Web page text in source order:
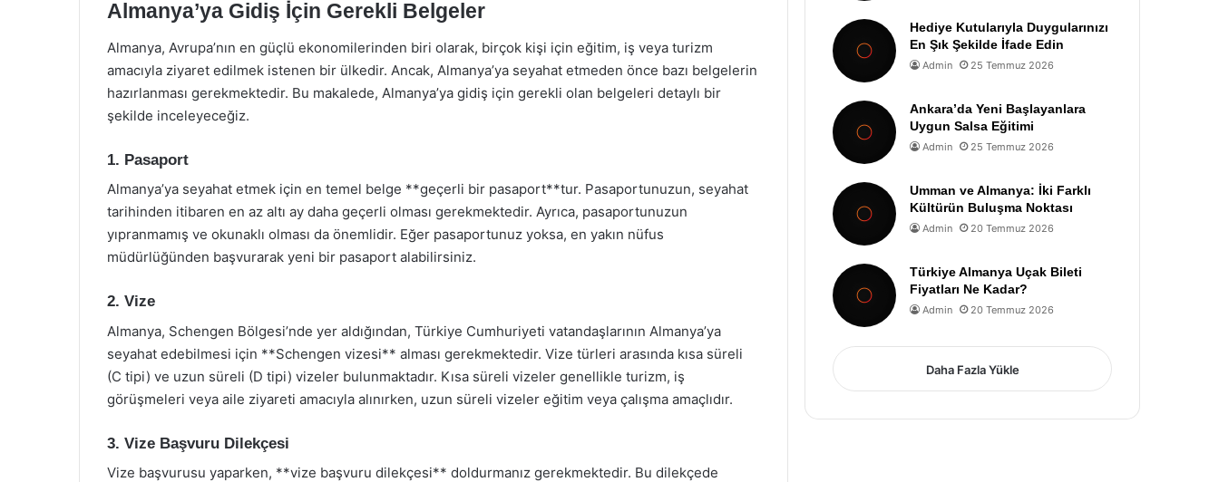
Almanya’ya Gidiş İçin Gerekli Belgeler
Almanya, Avrupa’nın en güçlü ekonomilerinden biri olarak, birçok kişi için eğitim, iş veya turizm
amacıyla ziyaret edilmek istenen bir ülkedir. Ancak, Almanya’ya seyahat etmeden önce bazı belgelerin
hazırlanması gerekmektedir. Bu makalede, Almanya’ya gidiş için gerekli olan belgeleri detaylı bir
şekilde inceleyeceğiz.
1. Pasaport
Almanya’ya seyahat etmek için en temel belge **geçerli bir pasaport**tur. Pasaportunuzun, seyahat
tarihinden itibaren en az altı ay daha geçerli olması gerekmektedir. Ayrıca, pasaportunuzun
yıpranmamış ve okunaklı olması da önemlidir. Eğer pasaportunuz yoksa, en yakın nüfus
müdürlüğünden başvurarak yeni bir pasaport alabilirsiniz.
2. Vize
Almanya, Schengen Bölgesi’nde yer aldığından, Türkiye Cumhuriyeti vatandaşlarının Almanya’ya
seyahat edebilmesi için **Schengen vizesi** alması gerekmektedir. Vize türleri arasında kısa süreli
(C tipi) ve uzun süreli (D tipi) vizeler bulunmaktadır. Kısa süreli vizeler genellikle turizm, iş
görüşmeleri veya aile ziyareti amacıyla alınırken, uzun süreli vizeler eğitim veya çalışma amaçlıdır.
3. Vize Başvuru Dilekçesi
Vize başvurusu yaparken, **vize başvuru dilekçesi** doldurmanız gerekmektedir. Bu dilekçede
Hediye Kutularıyla Duygularınızı
En Şık Şekilde İfade Edin
Admin 25 Temmuz 2026
Ankara’da Yeni Başlayanlara
Uygun Salsa Eğitimi
Admin 25 Temmuz 2026
Umman ve Almanya: İki Farklı
Kültürün Buluşma Noktası
Admin 20 Temmuz 2026
Türkiye Almanya Uçak Bileti
Fiyatları Ne Kadar?
Admin 20 Temmuz 2026
Daha Fazla Yükle